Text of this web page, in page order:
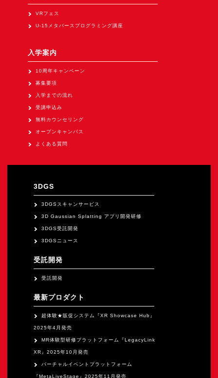
XRビジネスフォーラム
（1/8～10東京ビッグサイト）に出展。
Tsumiki Community Day 2026
（5/27～28 秋葉原UDX）に出展。
《求人》
オンライン
VRフェス
U-15メタバースプログラミング講座
入学案内
10周年キャンペーン
募集要項
入学までの流れ
受講申込み
無料カウンセリング
オープンキャンパス
よくある質問
3DGS
3DGSスキャンサービス
3D Gaussian Splatting アプリ開発研修
3DGS受託開発
3DGSニュース
受託開発
受託開発
最新プロダクト
超体験★販促システム『XR Showcase Hub』
2025年4月発売
MR体験型研修プラットフォーム『LegacyLink
XR』2025年10月発売
バーチャルイベントプラットフォーム
『MetaLiveStage』2025年11月発売